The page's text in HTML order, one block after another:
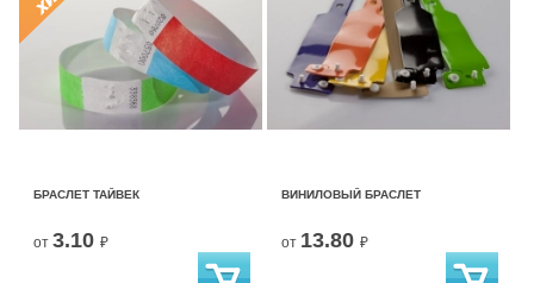
БРАСЛЕТ ТАЙВЕК
от 3.10 ₽
ВИНИЛОВЫЙ БРАСЛЕТ
от 13.80 ₽